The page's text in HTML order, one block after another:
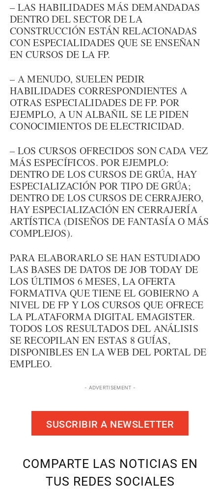
– LAS HABILIDADES MÁS DEMANDADAS
DENTRO DEL SECTOR DE LA
CONSTRUCCIÓN ESTÁN RELACIONADAS
CON ESPECIALIDADES QUE SE ENSEÑAN
EN CURSOS DE LA FP.
– A MENUDO, SUELEN PEDIR
HABILIDADES CORRESPONDIENTES A
OTRAS ESPECIALIDADES DE FP. POR
EJEMPLO, A UN ALBAÑIL SE LE PIDEN
CONOCIMIENTOS DE ELECTRICIDAD.
– LOS CURSOS OFRECIDOS SON CADA VEZ
MÁS ESPECÍFICOS. POR EJEMPLO:
DENTRO DE LOS CURSOS DE GRÚA, HAY
ESPECIALIZACIÓN POR TIPO DE GRÚA;
DENTRO DE LOS CURSOS DE CERRAJERO,
HAY ESPECIALIZACIÓN EN CERRAJERÍA
ARTÍSTICA (DISEÑOS DE FANTASÍA O MÁS
COMPLEJOS).
PARA ELABORARLO SE HAN ESTUDIADO
LAS BASES DE DATOS DE JOB TODAY DE
LOS ÚLTIMOS 6 MESES, LA OFERTA
FORMATIVA QUE TIENE EL GOBIERNO A
NIVEL DE FP Y LOS CURSOS QUE OFRECE
LA PLATAFORMA DIGITAL EMAGISTER.
TODOS LOS RESULTADOS DEL ANÁLISIS
SE RECOPILAN EN ESTAS 8 GUÍAS,
DISPONIBLES EN LA WEB DEL PORTAL DE
EMPLEO.
- ADVERTISEMENT -
SUSCRIBIR A NEWSLETTER
COMPARTE LAS NOTICIAS EN
TUS REDES SOCIALES